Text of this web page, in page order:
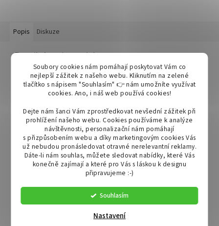
Soubory cookies nám pomáhají poskytovat Vám co
nejlepší zážitek z našeho webu. Kliknutím na zelené
tlačítko s nápisem "Souhlasím" 👉 nám umožníte využívat
cookies. Ano, i náš web používá cookies!
Dejte nám šanci Vám zprostředkovat nevšední zážitek při
prohlížení našeho webu. Cookies používáme k analýze
návštěvnosti, personalizační nám pomáhají
s přizpůsobením webu a díky marketingovým cookies Vás
už nebudou pronásledovat otravné nerelevantní reklamy.
Dáte-li nám souhlas, můžete sledovat nabídky, které Vás
konečně zajímají a které pro Vás s láskou k designu
připravujeme :-)
Souhlasím
Nastavení
Popis Diskuze
Detailní popis produktu
Multifunkční zadní svítilnys postupným (dynamickým)
rozsvěcováním ukazatele je ideální pro návěsy a přívěsy.
obrysové světlo
Kryt i obal světla je vyrobeny z vysoce kvalitního plastu, který je
odolný vůči poškrábání, teplotním vlivům a UV záření.
Svítilny mají všechny schválení, které umožňují jejich použití v EU.
- osobní automobily a nákladní vozidla (homologované)
- zemědělské stroje a zařízení